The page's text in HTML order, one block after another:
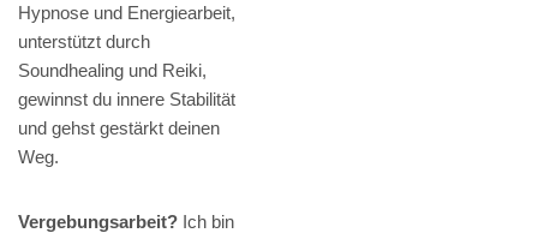
Hypnose und Energiearbeit,
unterstützt durch
Soundhealing und Reiki,
gewinnst du innere Stabilität
und gehst gestärkt deinen
Weg.
Vergebungsarbeit? Ich bin